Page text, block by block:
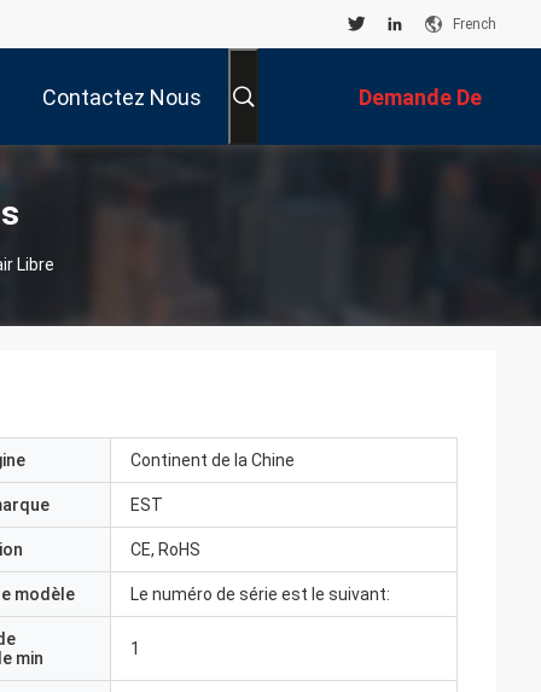
French
Contactez Nous Demande De
Soumission
Libre
Continent de la Chine
EST
CE, RoHS
modèle Le numéro de série est le suivant:
min
1